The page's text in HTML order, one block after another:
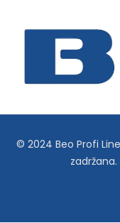
© 2024 Beo Profi
zadržana.